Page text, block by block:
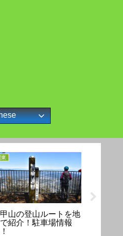
東
山の登山ルートを地
紹介！駐車場情報